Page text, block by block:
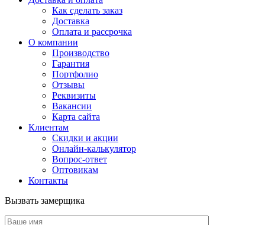
Как сделать заказ
Доставка
Оплата и рассрочка
О компании
Производство
Гарантия
Портфолио
Отзывы
Реквизиты
Вакансии
Карта сайта
Клиентам
Скидки и акции
Онлайн-калькулятор
Вопрос-ответ
Оптовикам
Контакты
Вызвать замерщика